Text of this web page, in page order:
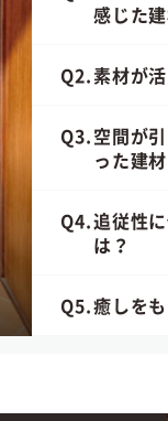
感じた
Q2.素材が
Q3.空間が
った建
Q4.追従性
は？
Q5.癒しを